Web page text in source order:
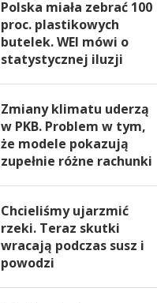
Polska miała zebrać 100
proc. plastikowych
butelek. WEI mówi o
statystycznej iluzji
Zmiany klimatu uderzą
w PKB. Problem w tym,
że modele pokazują
zupełnie różne rachunki
Chcieliśmy ujarzmić
rzeki. Teraz skutki
wracają podczas susz i
powodzi